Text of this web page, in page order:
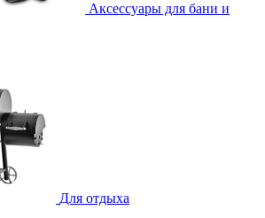
Аксессуары для бани и
Для отдыха